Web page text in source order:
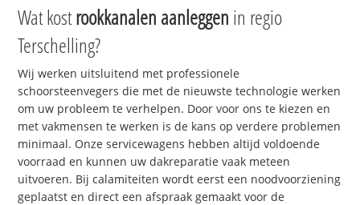
Wat kostrookkanalen aanleggen in regio
Terschelling?
Wij werken uitsluitend met professionele
schoorsteenvegers die met de nieuwste technologie werken
om uw probleem te verhelpen. Door voor ons te kiezen en
met vakmensen te werken is de kans op verdere problemen
minimaal. Onze servicewagens hebben altijd voldoende
voorraad en kunnen uw dakreparatie vaak meteen
uitvoeren. Bij calamiteiten wordt eerst een noodvoorziening
geplaatst en direct een afspraak gemaakt voor de